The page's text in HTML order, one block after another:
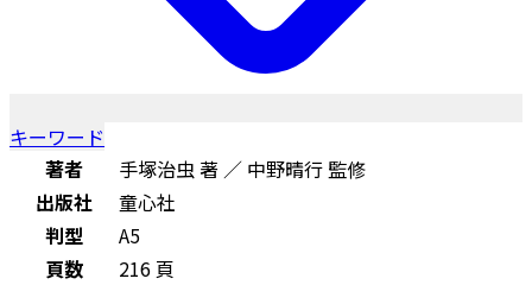
キーワード
著者
手塚治虫 著 ／ 中野晴行 監修
出版社
童心社
判型
A5
頁数
216 頁